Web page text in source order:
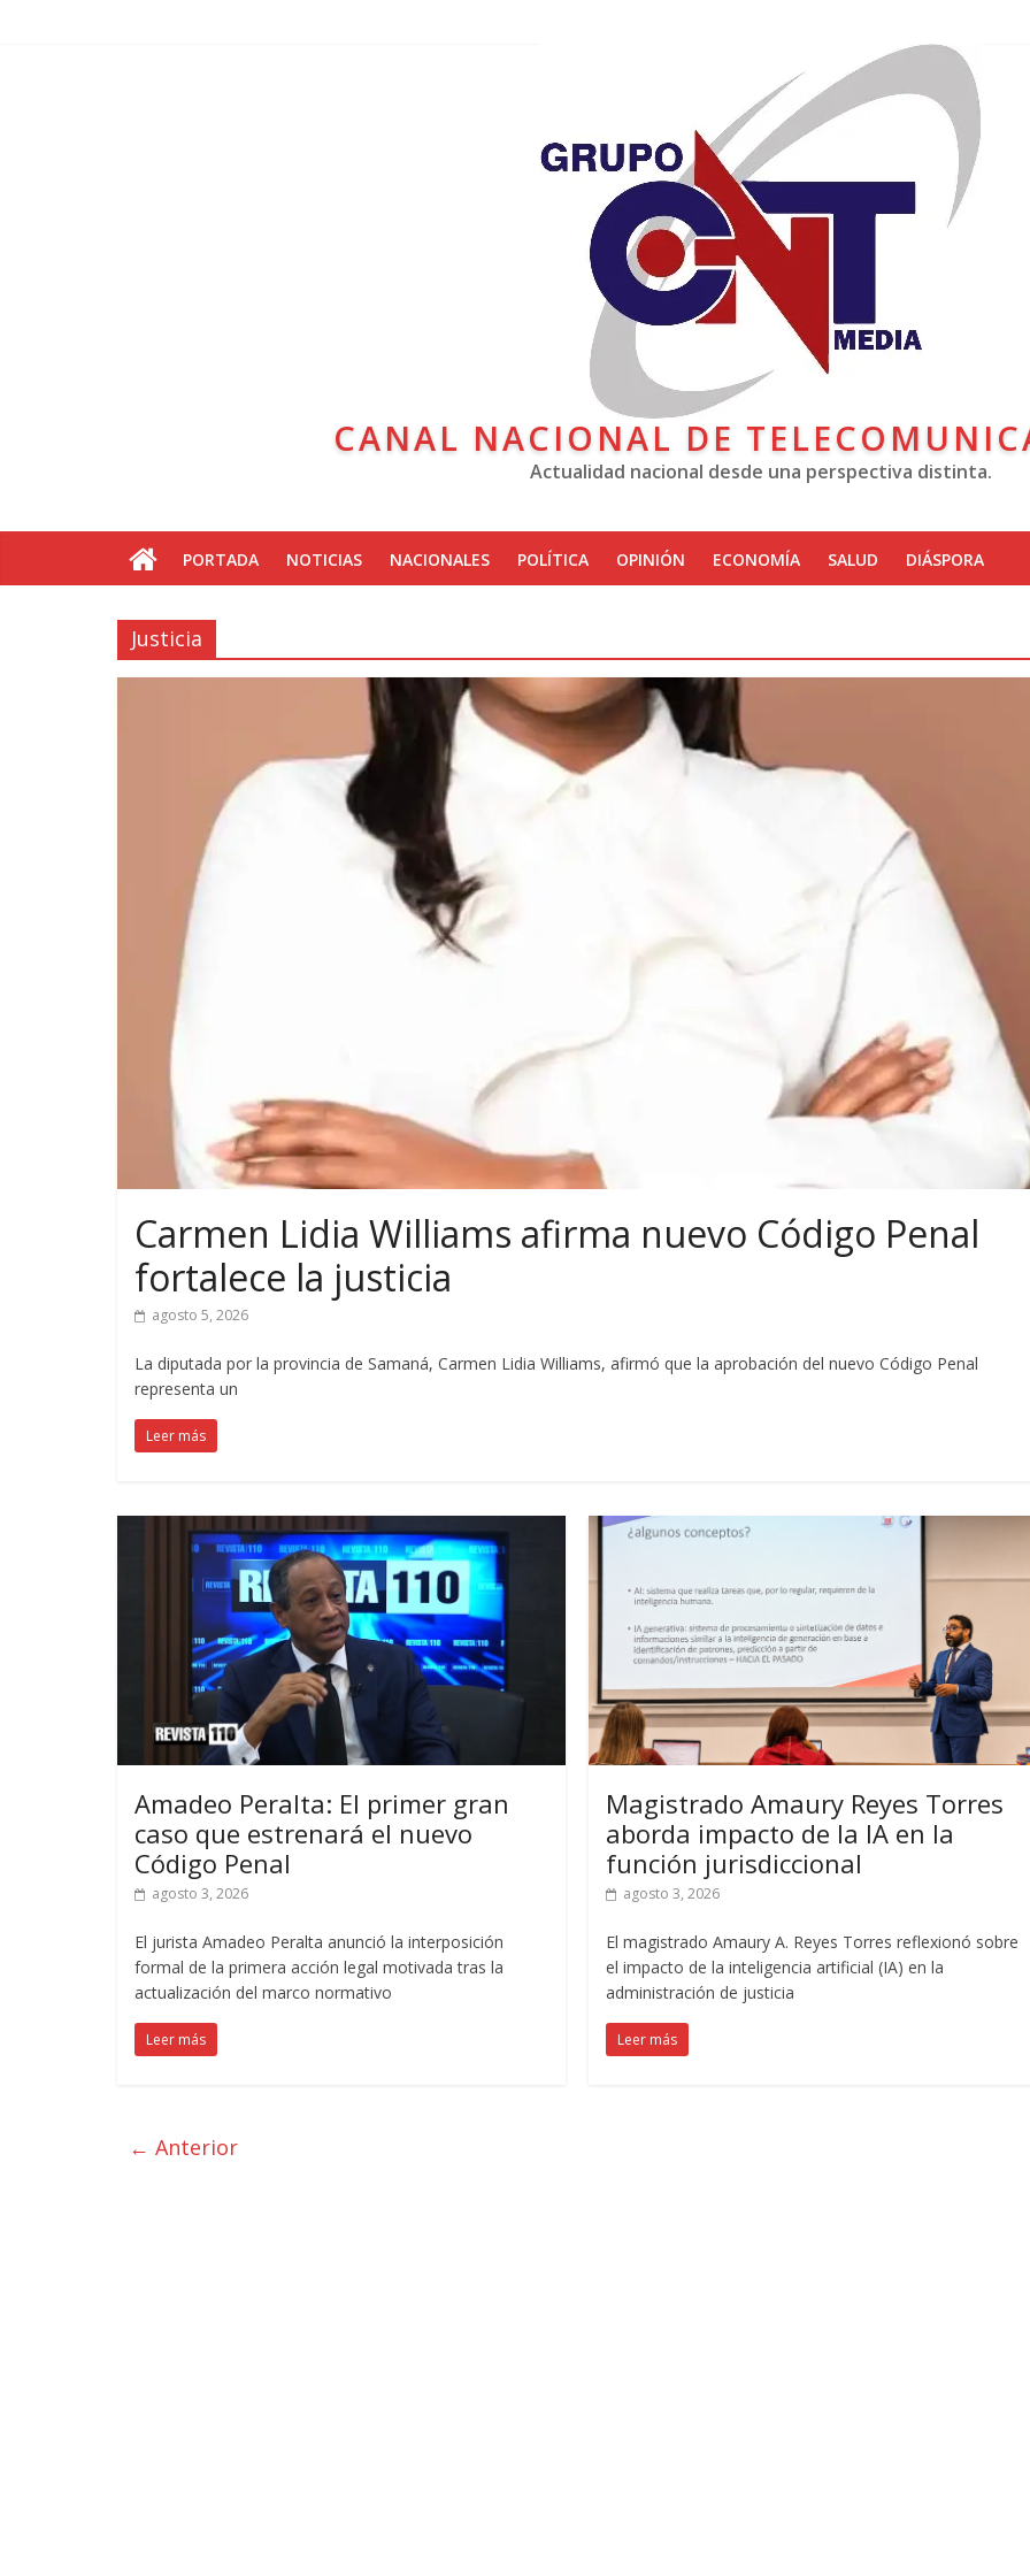
CANAL NACIONAL DE
Actualidad nacional desde una perspectiva distinta.
PORTADA NOTICIAS NACIONALES POLÍTICA OPINIÓN ECONOMÍA SALUD DIÁSPORA
Justicia
Carmen Lidia Williams afirma nuevo Código Penal
fortalece la justicia
agosto 5, 2026
La diputada por la provincia de Samaná, Carmen Lidia Williams, afirmó que la aprobación del nuevo Código Penal
representa un
Leer más
Amadeo Peralta: El primer gran
caso que estrenará el nuevo
Código Penal
agosto 3, 2026
El jurista Amadeo Peralta anunció la interposición
formal de la primera acción legal motivada tras la
actualización del marco normativo
Leer más
Magistrado Amaury Reyes Torres
aborda impacto de la IA en la
función jurisdiccional
agosto 3, 2026
El magistrado Amaury A. Reyes Torres reflexionó sobre
el impacto de la inteligencia artificial (IA) en la
administración de justicia
Leer más
← Anterior